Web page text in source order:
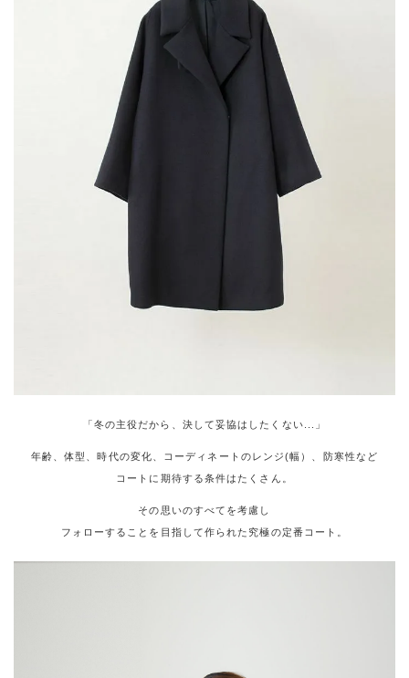
「冬の主役だから、決して妥協はしたくない...」
年齢、体型、時代の変化、コーディネートのレンジ(幅）、防寒性など
コートに期待する条件はたくさん。
その思いのすべてを考慮し
フォローすることを目指して作られた究極の定番コート。